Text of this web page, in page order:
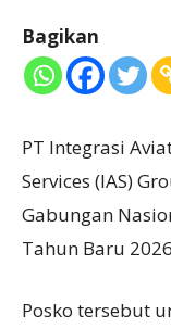
Bagikan
PT Integrasi
Services (IAS)
Gabungan
Tahun Baru
Posko tersebut